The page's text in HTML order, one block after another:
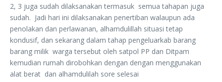
2, 3 juga sudah dilaksanakan termasuk semua tahapan juga
sudah. Jadi hari ini dilaksanakan penertiban walaupun ada
penolakan dan perlawanan, alhamdulillah situasi tetap
kondusif, dan sekarang dalam tahap pengeluarkab barang
barang milik warga tersebut oleh satpol PP dan Ditpam
kemudian rumah dirobohkan dengan dengan menggunakan
alat berat dan alhamdulilah sore selesai